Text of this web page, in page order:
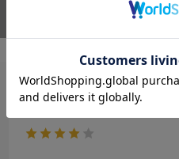
（1）
絞り込み